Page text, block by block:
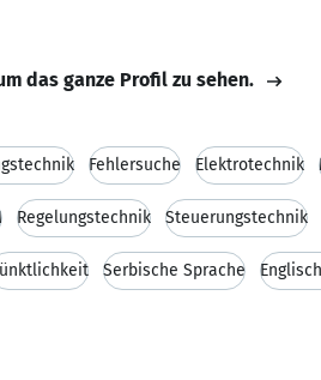
das ganze Profil zu sehen.
Fehlersuche Elektrotechnik
Regelungstechnik Steuerungstechnik
Serbische Sprache